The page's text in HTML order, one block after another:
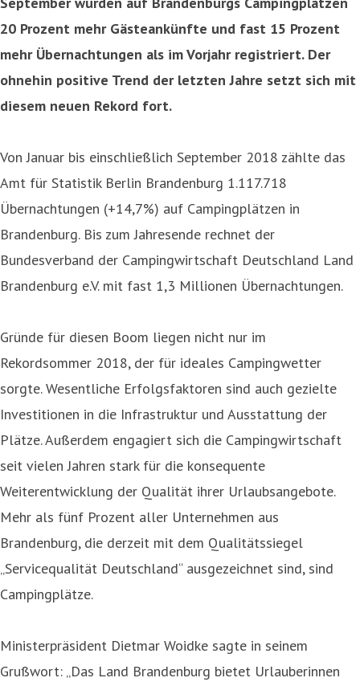
20 Prozent mehr Gästeankünfte und fast 15 Prozent
mehr Übernachtungen als im Vorjahr registriert. Der
ohnehin positive Trend der letzten Jahre setzt sich mit
diesem neuen Rekord fort.
Von Januar bis einschließlich September 2018 zählte das
Amt für Statistik Berlin Brandenburg 1.117.718
Übernachtungen (+14,7%) auf Campingplätzen in
Brandenburg. Bis zum Jahresende rechnet der
Bundesverband der Campingwirtschaft Deutschland Land
Brandenburg e.V. mit fast 1,3 Millionen Übernachtungen.
Gründe für diesen Boom liegen nicht nur im
Rekordsommer 2018, der für ideales Campingwetter
sorgte. Wesentliche Erfolgsfaktoren sind auch gezielte
Investitionen in die Infrastruktur und Ausstattung der
Plätze. Außerdem engagiert sich die Campingwirtschaft
seit vielen Jahren stark für die konsequente
Weiterentwicklung der Qualität ihrer Urlaubsangebote.
Mehr als fünf Prozent aller Unternehmen aus
Brandenburg, die derzeit mit dem Qualitätssiegel
„Servicequalität Deutschland“ ausgezeichnet sind, sind
Campingplätze.
Ministerpräsident Dietmar Woidke sagte in seinem
Grußwort: „Das Land Brandenburg bietet Urlauberinnen